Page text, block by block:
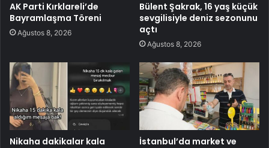
AK Parti Kırklareli’de
Bayramlaşma Töreni
Ağustos 8, 2026
Bülent Şakrak, 16 yaş küçük
sevgilisiyle deniz sezonunu
açtı
Ağustos 8, 2026
Nikaha dakikalar kala
İstanbul’da market ve